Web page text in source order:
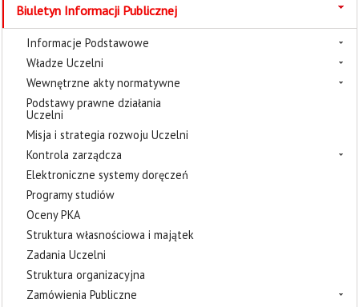
Biuletyn Informacji Publicznej
Informacje Podstawowe
Władze Uczelni
Wewnętrzne akty normatywne
Podstawy prawne działania
Uczelni
Misja i strategia rozwoju Uczelni
Kontrola zarządcza
Elektroniczne systemy doręczeń
Programy studiów
Oceny PKA
Struktura własnościowa i majątek
Zadania Uczelni
Struktura organizacyjna
Zamówienia Publiczne